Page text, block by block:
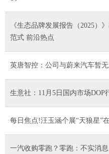
《生态品牌发展报告（2025）
范式 前沿热点
英唐智控：公司与蔚来汽车暂
生意社：11月5日国内市场DOP
每日焦点!汪玉涵个展“天狼星”
一汽收购零跑？零跑：不实消息